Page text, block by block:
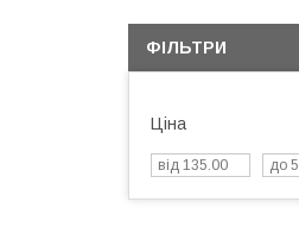
ФІЛЬТРИ
Ціна